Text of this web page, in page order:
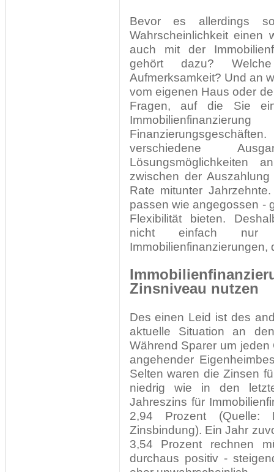
Bevor es allerdings
Wahrscheinlichkeit
auch mit der
gehört dazu?
Aufmerksamkeit? Und an
vom eigenen Haus oder
Fragen, auf die Sie
verschiedene
Lösungsmöglichkeiten
zwischen der
Rate mitunter
passen wie angegossen -
Flexibilität bieten.
nicht einfach nur
Immobilienfinanzierungen,
Zinsniveau nutzen
Des einen Leid ist des
aktuelle Situation an
Während Sparer um
angehender
Selten waren die Zinsen
niedrig wie in den
Jahreszins für
2,94 Prozent (Quelle:
Zinsbindung). Ein Jahr
3,54 Prozent rechnen
durchaus positiv -